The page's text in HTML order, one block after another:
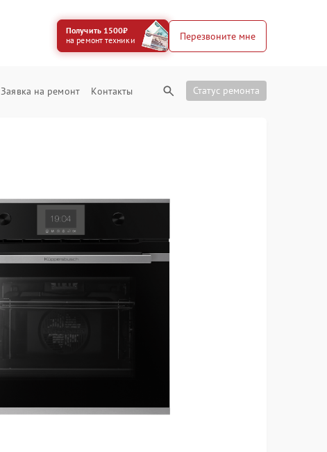
Получить 1500₽
на ремонт техники
Перезвоните мне
Заявка на ремонт Контакты Статус ремонта